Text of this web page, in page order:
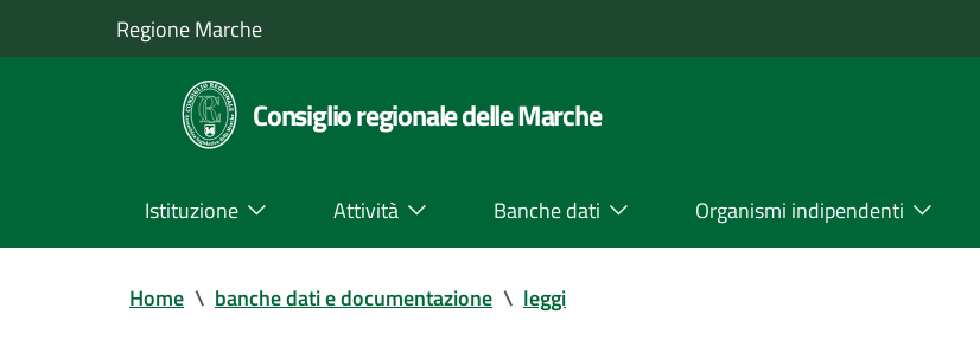
Regione Marche
Consiglio regionale delle Marche
Istituzione Attività Banche dati Organismi indipendenti
Home \ banche dati e documentazione \ leggi